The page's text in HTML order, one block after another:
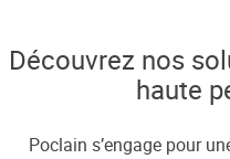
Découvrez nos
haute
Poclain s’engage pour